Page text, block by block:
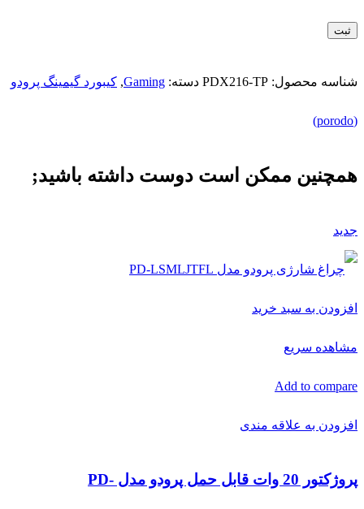
شناسه محصول: PDX216-TP دسته: Gaming
, کیبورد گیمینگ پرودو
(porodo)
همچنین ممکن است دوست داشته باشید;
جدید
افزودن به سبد خرید
مشاهده سریع
Add to compare
افزودن به علاقه مندی
پروژکتور 20 وات قابل حمل پرودو مدل PD-